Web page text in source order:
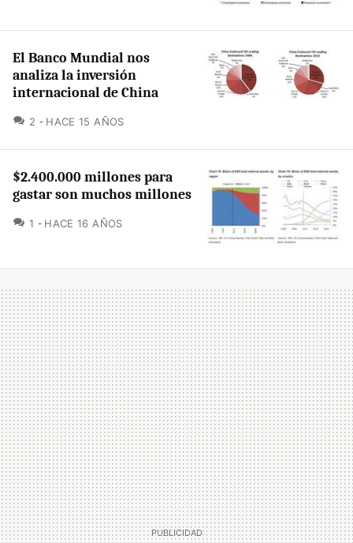
El Banco Mundial nos
analiza la inversión
internacional de China
2 COMENTARIOS
HACE 15 AÑOS
$2.400.000 millones para
gastar son muchos millones
1 COMENTARIOS
HACE 16 AÑOS